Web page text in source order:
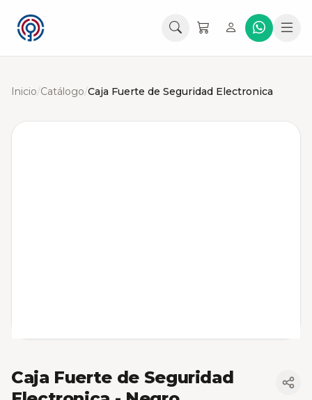
Inicio/Catálogo/Caja Fuerte de Seguridad Electronica
Caja Fuerte de Seguridad